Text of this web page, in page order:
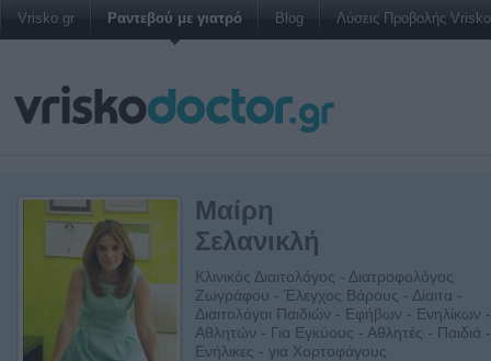
Vrisko.gr Ραντεβού με γιατρό Blog Λύσεις Προβολής
Μαίρη
Σελανικλή
Κλινικός Διαιτολόγος - Διατροφολόγος
Ζωγράφου - Έλεγχος Βάρους - Δίαιτα -
Διαιτολόγοι Παιδιών - Εφήβων - Ενηλίκων -
Αθλητών - Για Εγκύους - Αθλητές - Παιδιά -
Ενήλικες - για Χορτοφάγους